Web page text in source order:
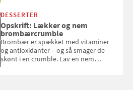
svar her
DESSERTER
Opskrift: Lækker og nem
brombærcrumble
Brombær er spækket med vitaminer
og antioxidanter – og så smager de
skønt i en crumble. Lav en nem